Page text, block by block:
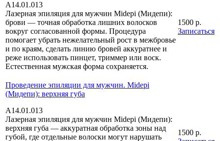
А14.01.013
Лазерная эпиляция для мужчин Midepi (Мидепи):
брови — точная обработка лишних волосков
вокруг согласованной формы. Процедура
помогает убрать нежелательный рост в межбровье
и по краям, сделать линию бровей аккуратнее и
реже использовать пинцет, триммер или воск.
Естественная мужская форма сохраняется.
1500 р.
Записаться
Проведение эпиляции для мужчин. Midepi
(Мидепи): верхняя губа
А14.01.013
Лазерная эпиляция для мужчин Midepi (Мидепи):
верхняя губа — аккуратная обработка зоны над
губой, где отдельные волоски могут нарушать
1500 р.